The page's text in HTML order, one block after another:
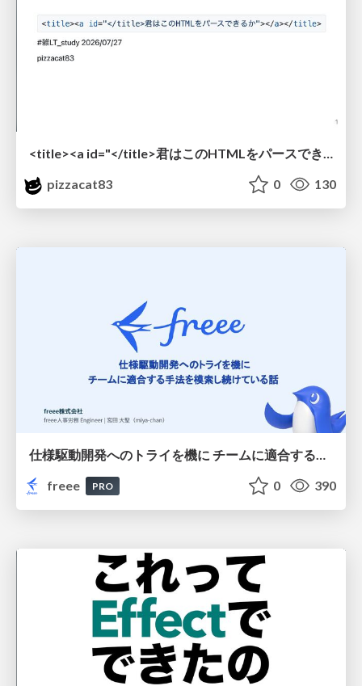
<title><a id="</title>君はこのHTMLをパースできるか"></a></title> #雑LT_study
pizzacat83
0 130
freee
PRO 0 390